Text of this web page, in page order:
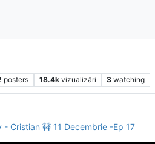
posters 18.4k vizualizări 3 watching
Cristian 🚧 11 Decembrie -Ep 17